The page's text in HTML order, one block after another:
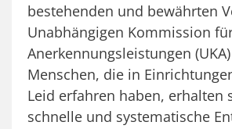
bestehenden und bewährten
Unabhängigen Kommission
Anerkennungsleistungen
Menschen, die in
Leid erfahren haben, erhalten
schnelle und systematische